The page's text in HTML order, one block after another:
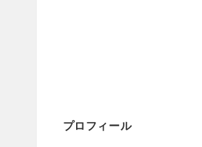
プロフィール